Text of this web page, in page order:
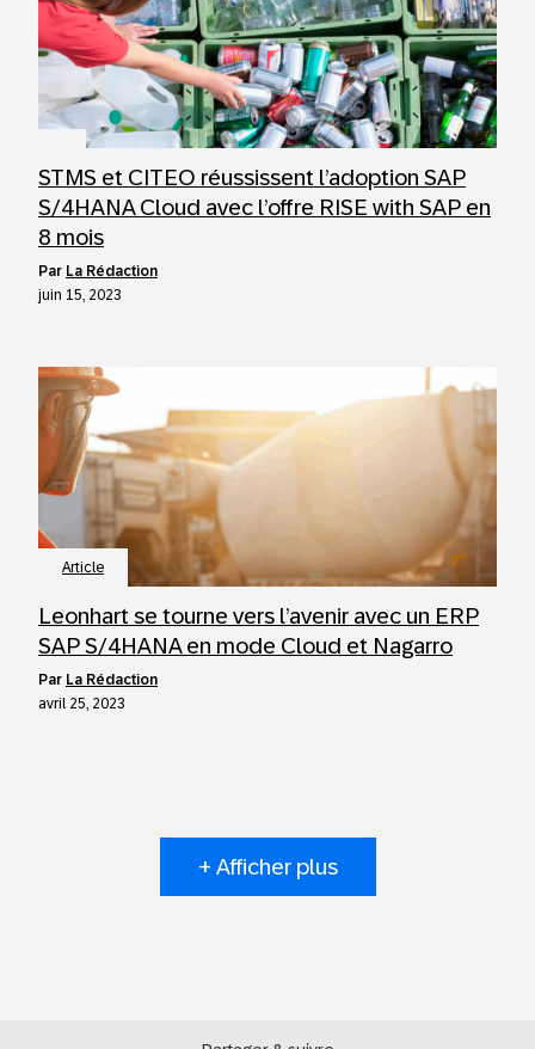
STMS et CITEO réussissent l’adoption SAP
S/4HANA Cloud avec l’offre RISE with SAP en
8 mois
par La Rédaction
juin 15, 2023
Article
Leonhart se tourne vers l’avenir avec un ERP
SAP S/4HANA en mode Cloud et Nagarro
par La Rédaction
avril 25, 2023
+ Afficher plus